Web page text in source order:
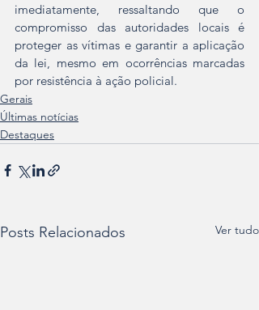
imediatamente, ressaltando que o
compromisso das autoridades locais é
proteger as vítimas e garantir a aplicação
da lei, mesmo em ocorrências marcadas
por resistência à ação policial.
Gerais
Últimas notícias
Destaques
Posts Relacionados Ver tudo